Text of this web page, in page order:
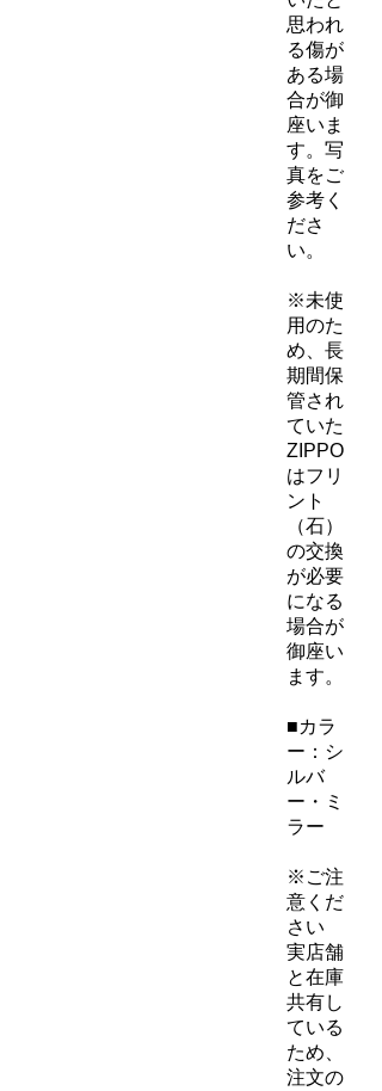
思われ
る傷が
ある場
合が御
座いま
す。写
真をご
参考く
ださ
い。
※未使
用のた
め、長
期間保
管され
ていた
ZIPPO
はフリ
ント
（石）
の交換
が必要
になる
場合が
御座い
ます。
■カラ
ー：シ
ルバ
ー・ミ
ラー
※ご注
意くだ
さい
実店舗
と在庫
共有し
ている
ため、
注文の